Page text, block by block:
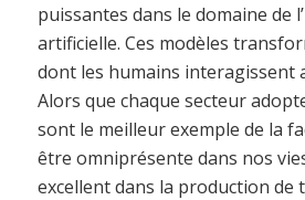
puissantes dans le domaine de
artificielle. Ces modèles
dont les humains interagissent
Alors que chaque secteur
sont le meilleur exemple de la
être omniprésente dans nos
excellent dans la production de